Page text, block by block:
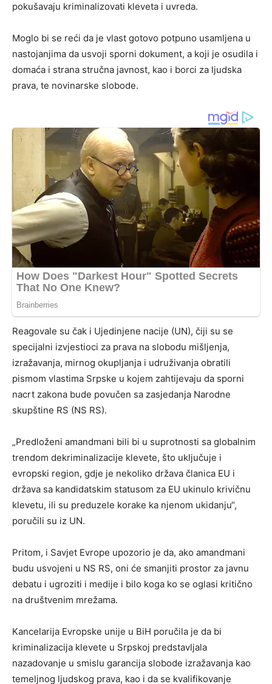
pokušavaju kriminalizovati kleveta i uvreda.
Moglo bi se reći da je vlast gotovo potpuno usamljena u
nastojanjima da usvoji sporni dokument, a koji je osudila i
domaća i strana stručna javnost, kao i borci za ljudska
prava, te novinarske slobode.
Reagovale su čak i Ujedinjene nacije (UN), čiji su se
specijalni izvjestioci za prava na slobodu mišljenja,
izražavanja, mirnog okupljanja i udruživanja obratili
pismom vlastima Srpske u kojem zahtijevaju da sporni
nacrt zakona bude povučen sa zasjedanja Narodne
skupštine RS (NS RS).
„Predloženi amandmani bili bi u suprotnosti sa globalnim
trendom dekriminalizacije klevete, što uključuje i
evropski region, gdje je nekoliko država članica EU i
država sa kandidatskim statusom za EU ukinulo krivičnu
klevetu, ili su preduzele korake ka njenom ukidanju“,
poručili su iz UN.
Pritom, i Savjet Evrope upozorio je da, ako amandmani
budu usvojeni u NS RS, oni će smanjiti prostor za javnu
debatu i ugroziti i medije i bilo koga ko se oglasi kritično
na društvenim mrežama.
Kancelarija Evropske unije u BiH poručila je da bi
kriminalizacija klevete u Srpskoj predstavljala
nazadovanje u smislu garancija slobode izražavanja kao
temeljnog ljudskog prava, kao i da se kvalifikovanje